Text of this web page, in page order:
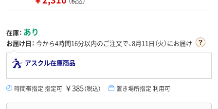
在庫： あり
お届け日： 今から4時間16分以内のご注文で、8月11日（火）にお届け
アスクル在庫商品
時間帯指定 指定可 ￥385（税込） 置き場所指定 利用可